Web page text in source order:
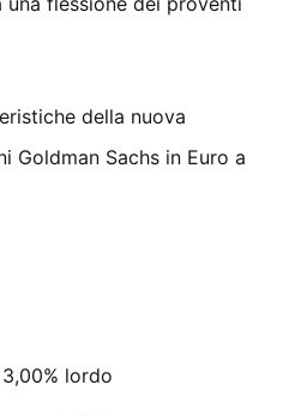
della nuova
Goldman Sachs in Euro a
lordo